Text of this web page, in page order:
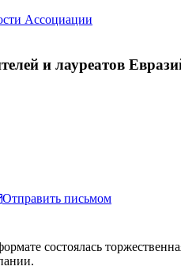
Ассоциации
и лауреатов
Отправить письмом
состоялась